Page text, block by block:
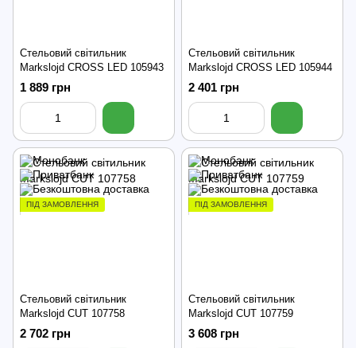
Стельовий світильник
Markslojd CROSS LED 105943
1 889 грн
Стельовий світильник
Markslojd CROSS LED 105944
2 401 грн
ПІД ЗАМОВЛЕННЯ
Стельовий світильник
Markslojd CUT 107758
2 702 грн
ПІД ЗАМОВЛЕННЯ
Стельовий світильник
Markslojd CUT 107759
3 608 грн